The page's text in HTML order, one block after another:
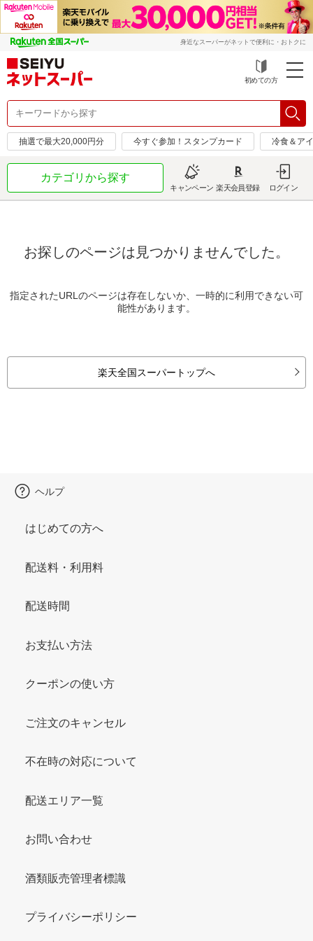
身近なスーパーがネットで便利に・おトクに
初めての方
抽選で最大20,000円分 今すぐ参加！スタンプカード 冷食＆ア
カテゴリから探す
キャンペーン 楽天会員登録 ログイン
お探しのページは見つかりませんでした。
指定されたURLのページは存在しないか、一時的に利用できない可
能性があります。
楽天全国スーパートップへ
ヘルプ
はじめての方へ
配送料・利用料
配送時間
お支払い方法
クーポンの使い方
ご注文のキャンセル
不在時の対応について
配送エリア一覧
お問い合わせ
酒類販売管理者標識
プライバシーポリシー